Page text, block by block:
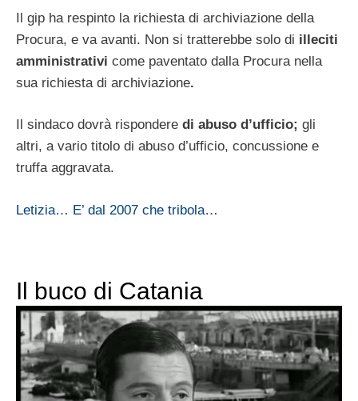
Il gip ha respinto la richiesta di archiviazione della
Procura, e va avanti. Non si tratterebbe solo di illeciti
amministrativi come paventato dalla Procura nella
sua richiesta di archiviazione.
Il sindaco dovrà rispondere di abuso d’ufficio; gli
altri, a vario titolo di abuso d’ufficio, concussione e
truffa aggravata.
Letizia… E’ dal 2007 che tribola…
Il buco di Catania